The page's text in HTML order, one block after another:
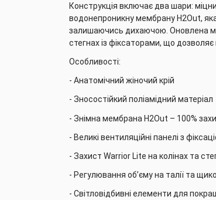
Конструкція включає два шари:
водонепроникну мембрану H2Out,
залишаючись дихаючою. Оновлена
стегнах із фіксаторами, що
Особливості:
- Анатомічний жіночий крій
- Зносостійкий поліамідний матеріал
- Знімна мембрана H2Out – 100%
- Великі вентиляційні панелі з
- Захист Warrior Lite на колінах та
- Регулювання об’єму на талії та
- Світловідбивні елементи для